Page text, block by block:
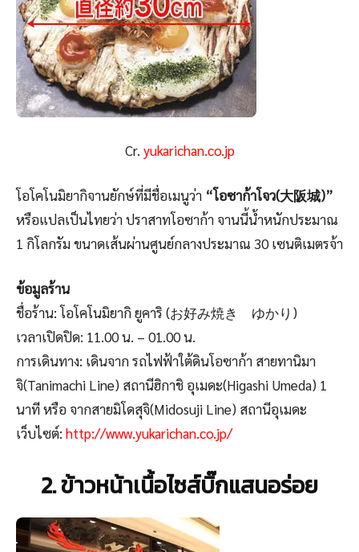
Cr. yukarichan.co.jp
โอโคโนมิยากิจานยักษ์ที่มีชื่อเมนูว่า “โอซาก้าโจว(大阪城)”
หรือแปลเป็นไทยว่า ปราสาทโอซาก้า จานนี้น้ำหนักประมาณ
1 กิโลกรัม ขนาดเส้นผ่านศูนย์กลางประมาณ 30 เซนติเมตรจ้า
ข้อมูลร้าน
ชื่อร้าน: โอโคโนมิยากิ ยูคาริ (お好み焼き ゆかり)
เวลาเปิดปิด: 11.00 น. – 01.00 น.
การเดินทาง: เดินจาก รถไฟฟ้าใต้ดินโอซาก้า สายทานิมา
จิ(Tanimachi Line) สถานีฮิกาชิ อุเมดะ(Higashi Umeda) 1
นาที หรือ จากสายมิโดสุจิ(Midosuji Line) สถานีอุเมดะ
เว็บไซต์: http://www.yukarichan.co.jp/
2. ข้าวหน้าเนื้อไซส์บิ๊กแสนอร่อย